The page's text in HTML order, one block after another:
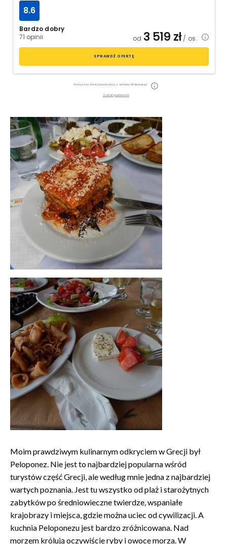
Bardzo dobry
71 opinii
8.6
od 3 519 zł/ os.
SPRAWDŹ OFERTĘ
Powyższe treści pochodzą z serwisu Wakacje.pl
Zostań partnerem
Moim prawdziwym kulinarnym odkryciem w Grecji był
Peloponez. Nie jest to najbardziej popularna wśród
turystów część Grecji, ale według mnie jedna z najbardziej
wartych poznania. Jest tu wszystko od plaż i starożytnych
zabytków po średniowieczne twierdze, wspaniałe
krajobrazy i miejsca, gdzie można uciec od cywilizacji. A
kuchnia Peloponezu jest bardzo zróżnicowana. Nad
morzem królują oczywiście ryby i owoce morza. W